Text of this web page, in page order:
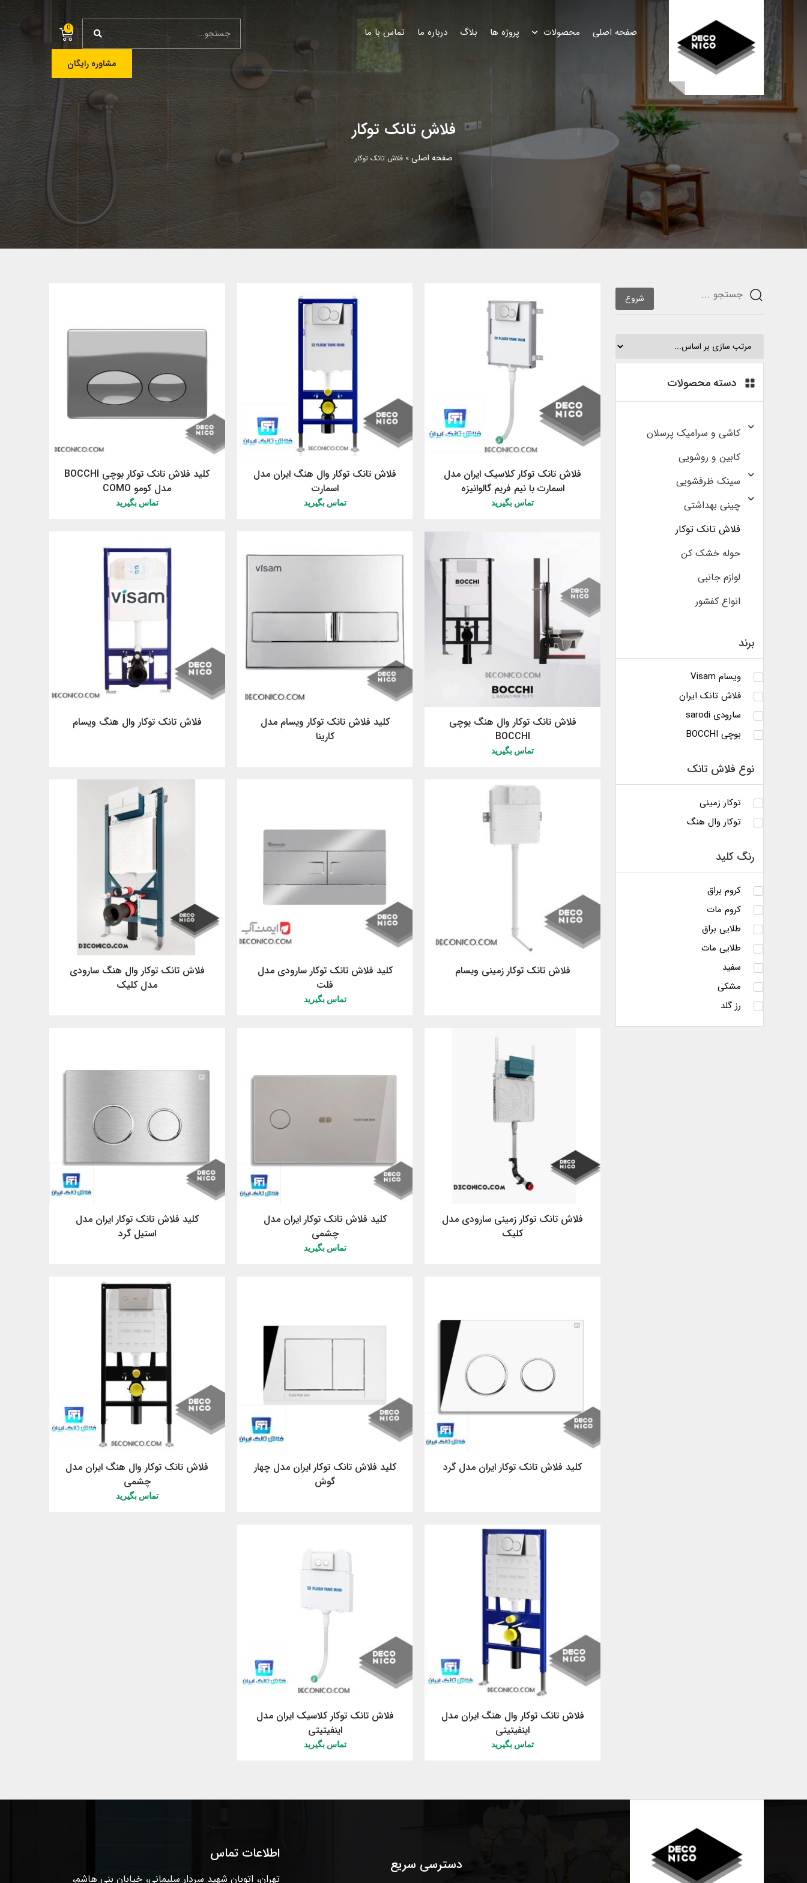
صفحه اصلی محصولات پروژه ها بلاگ درباره ما تماس با ما 0
مشاوره رایگان
فلاش تانک توکار
صفحه اصلی »فلاش تانک توکار
شروع
دسته محصولات
کاشی و سرامیک پرسلان
کابین و روشویی
سینک ظرفشویی
چینی بهداشتی
فلاش تانک توکار
حوله خشک کن
لوازم جانبی
انواع کفشور
برند
ویسام Visam
فلاش تانک ایران
سارودی sarodi
بوچی BOCCHI
نوع فلاش تانک
توکار زمینی
توکار وال هنگ
رنگ کلید
کروم براق
کروم مات
طلایی براق
طلایی مات
سفید
مشکی
رز گلد
فلاش تانک توکار کلاسیک ایران مدل
اسمارت با نیم فریم گالوانیزه
تماس بگیرید
فلاش تانک توکار وال هنگ ایران مدل
اسمارت
تماس بگیرید
کلید فلاش تانک توکار بوچی BOCCHI
مدل کومو COMO
تماس بگیرید
فلاش تانک توکار وال هنگ بوچی
BOCCHI
تماس بگیرید
کلید فلاش تانک توکار ویسام مدل
کارینا
فلاش تانک توکار وال هنگ ویسام
فلاش تانک توکار زمینی ویسام
کلید فلاش تانک توکار سارودی مدل
فلت
تماس بگیرید
فلاش تانک توکار وال هنگ سارودی
مدل کلیک
فلاش تانک توکار زمینی سارودی مدل
کلیک
کلید فلاش تانک توکار ایران مدل
چشمی
تماس بگیرید
کلید فلاش تانک توکار ایران مدل
استیل گرد
کلید فلاش تانک توکار ایران مدل گرد
کلید فلاش تانک توکار ایران مدل چهار
گوش
فلاش تانک توکار وال هنگ ایران مدل
چشمی
تماس بگیرید
فلاش تانک توکار وال هنگ ایران مدل
اینفیتیتی
تماس بگیرید
فلاش تانک توکار کلاسیک ایران مدل
اینفیتیتی
تماس بگیرید
دسترسی سریع
اطلاعات تماس
تهران، اتوبان شهید سردار سلیمانی، خیابان بنی هاشم،